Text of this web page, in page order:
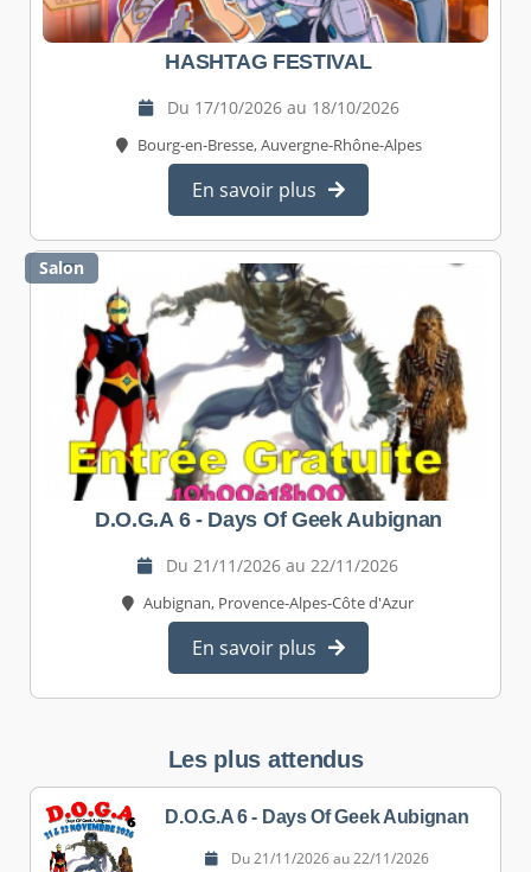
HASHTAG FESTIVAL
Du 17/10/2026 au 18/10/2026
Bourg-en-Bresse, Auvergne-Rhône-Alpes
En savoir plus
Salon
D.O.G.A 6 - Days Of Geek Aubignan
Du 21/11/2026 au 22/11/2026
Aubignan, Provence-Alpes-Côte d'Azur
En savoir plus
Les plus attendus
D.O.G.A 6 - Days Of Geek Aubignan
Du 21/11/2026 au 22/11/2026